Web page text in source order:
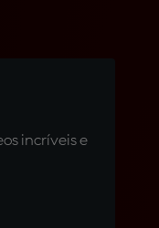
incríveis e